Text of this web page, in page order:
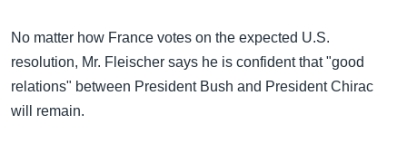
No matter how France votes on the expected U.S.
resolution, Mr. Fleischer says he is confident that "good
relations" between President Bush and President Chirac
will remain.